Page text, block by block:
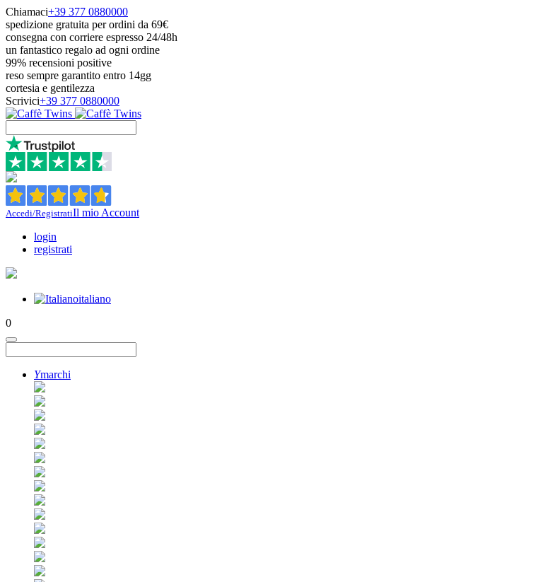
Chiamaci+39 377 0880000
spedizione gratuita per ordini da 69€
consegna con corriere espresso 24/48h
un fantastico regalo ad ogni ordine
99% recensioni positive
reso sempre garantito entro 14gg
cortesia e gentilezza
Scrivici+39 377 0880000
Accedi/RegistratiIl mio Account
login
registrati
italiano
0
Ymarchi